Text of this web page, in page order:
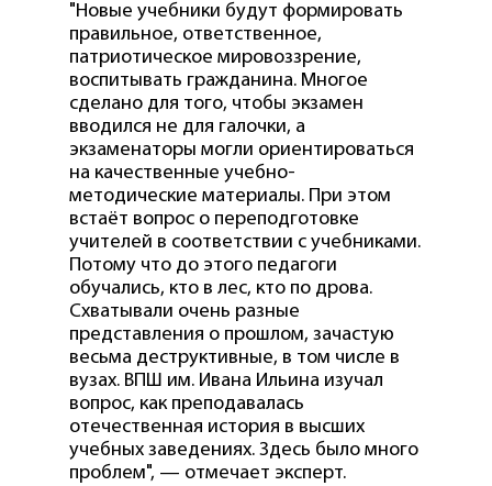
"Новые учебники будут формировать
правильное, ответственное,
патриотическое мировоззрение,
воспитывать гражданина. Многое
сделано для того, чтобы экзамен
вводился не для галочки, а
экзаменаторы могли ориентироваться
на качественные учебно-
методические материалы. При этом
встаёт вопрос о переподготовке
учителей в соответствии с учебниками.
Потому что до этого педагоги
обучались, кто в лес, кто по дрова.
Схватывали очень разные
представления о прошлом, зачастую
весьма деструктивные, в том числе в
вузах. ВПШ им. Ивана Ильина изучал
вопрос, как преподавалась
отечественная история в высших
учебных заведениях. Здесь было много
проблем", — отмечает эксперт.